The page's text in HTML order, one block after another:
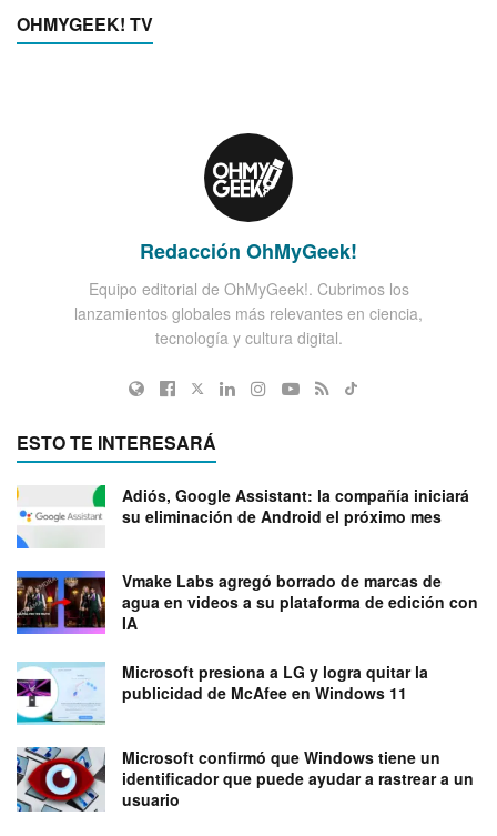
OHMYGEEK! TV
Redacción OhMyGeek!
Equipo editorial de OhMyGeek!. Cubrimos los
lanzamientos globales más relevantes en ciencia,
tecnología y cultura digital.
ESTO TE INTERESARÁ
Adiós, Google Assistant: la compañía iniciará
su eliminación de Android el próximo mes
Vmake Labs agregó borrado de marcas de
agua en videos a su plataforma de edición con
IA
Microsoft presiona a LG y logra quitar la
publicidad de McAfee en Windows 11
Microsoft confirmó que Windows tiene un
identificador que puede ayudar a rastrear a un
usuario